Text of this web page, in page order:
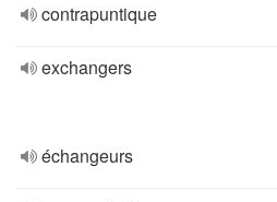
contrapuntique
exchangers
échangeurs